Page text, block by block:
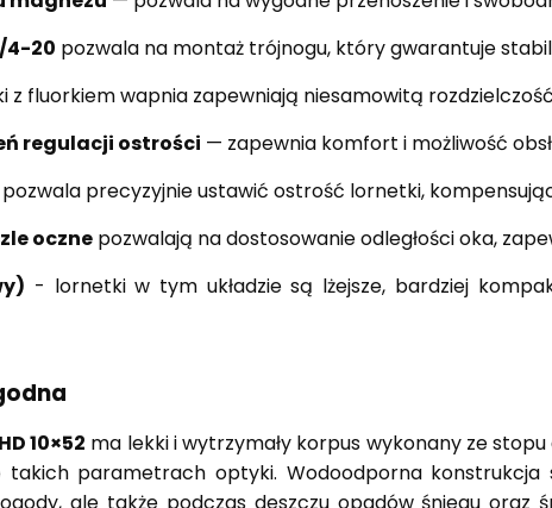
4-20 pozwala na montaż trójnogu, który gwarantuje
z fluorkiem wapnia zapewniają niesamowitą
regulacji ostrości — zapewnia komfort i możliwość
precyzyjnie ustawić ostrość lornetki,
oczne pozwalają na dostosowanie odległości oka,
- lornetki w tym układzie są lżejsze, bardziej
10×52 ma lekki i wytrzymały korpus wykonany ze
takich parametrach optyki. Wodoodporna